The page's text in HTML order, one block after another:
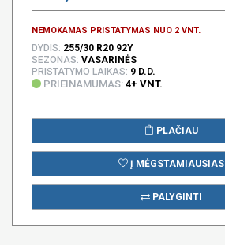
NEMOKAMAS PRISTATYMAS NUO 2 VNT.
DYDIS: 255/30 R20 92Y
SEZONAS: VASARINĖS
PRISTATYMO LAIKAS: 9 D.D.
PRIEINAMUMAS: 4+ VNT.
PLAČIAU
Į MĖGSTAMIAUSIAS
PALYGINTI